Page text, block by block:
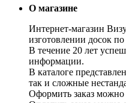
О магазине
Интернет-магазин
изготовлении досок
В течение 20 лет
информации.
В каталоге
так и сложные
Оформить заказ можно